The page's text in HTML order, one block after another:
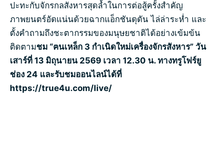
ปะทะกับจักรกลสังหารสุดล้ำในการต่อสู้ครั้งสำคัญ
ภาพยนตร์อัดแน่นด้วยฉากแอ็กชันดุดัน ไล่ล่าระห่ำ และ
ตั้งคำถามถึงชะตากรรมของมนุษยชาติได้อย่างเข้มข้น
ติดตามชม “ฅนเหล็ก 3 กำเนิดใหม่เครื่องจักรสังหาร” วัน
เสาร์ที่ 13 มิถุนายน 2569 เวลา 12.30 น. ทางทรูโฟร์ยู
ช่อง 24 และรับชมออนไลน์ได้ที่
https://true4u.com/live/